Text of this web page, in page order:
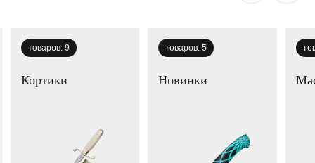
товаров: 9
Кортики
товаров:5
Новинки